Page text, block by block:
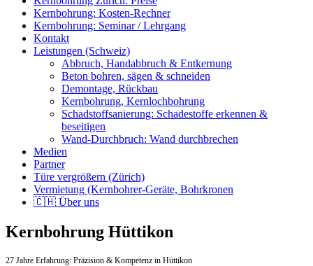
Kernbohrung: Kosten-Rechner
Kernbohrung: Seminar / Lehrgang
Kontakt
Leistungen (Schweiz)
Abbruch, Handabbruch & Entkernung
Beton bohren, sägen & schneiden
Demontage, Rückbau
Kernbohrung, Kernlochbohrung
Schadstoffsanierung: Schadestoffe erkennen &
beseitigen
Wand-Durchbruch: Wand durchbrechen
Medien
Partner
Türe vergrößern (Zürich)
Vermietung (Kernbohrer-Geräte, Bohrkronen
🇨🇭 Über uns
Kernbohrung Hüttikon
27 Jahre Erfahrung: Präzision & Kompetenz in Hüttikon